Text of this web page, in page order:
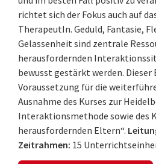
richtet sich der Fokus auch auf
TherapeutIn. Geduld, Fantasie,
Gelassenheit sind zentrale
herausfordernden
bewusst gestärkt werden.
Voraussetzung für die
Ausnahme des Kurses zur
Interaktionsmethode sowie des
herausfordernden Eltern“.
Zeitrahmen: 15